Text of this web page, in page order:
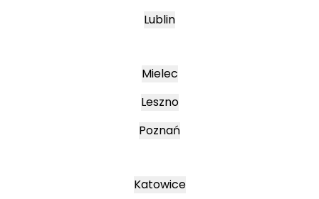
Lublin
Mielec
Leszno
Poznań
Katowice